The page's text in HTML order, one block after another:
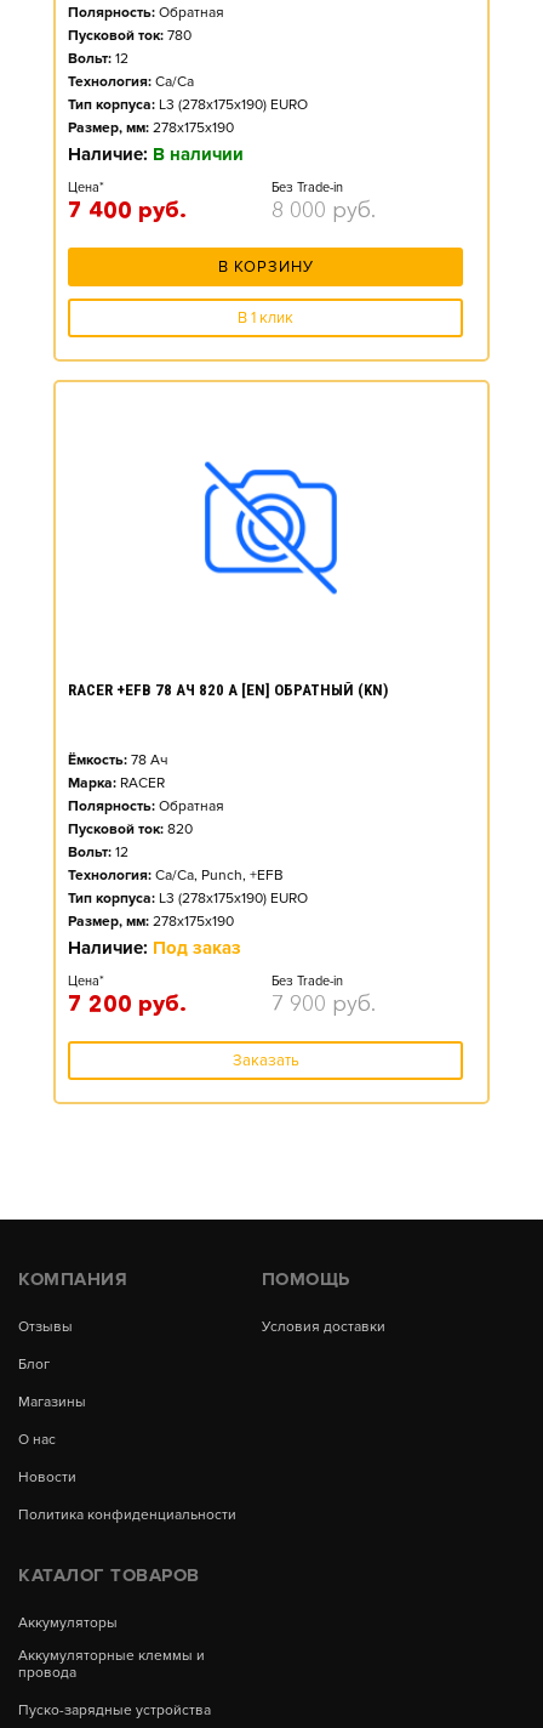
Полярность: Обратная
Пусковой ток: 780
Вольт: 12
Технология: Ca/Ca
Тип корпуса: L3 (278x175x190) EURO
Размер, мм: 278x175x190
Наличие: В наличии
Цена*
7 400 руб.
Без Trade-in
8 000 руб.
В КОРЗИНУ
В 1 клик
RACER +EFB 78 АЧ 820 А [EN] ОБРАТНЫЙ (KN)
Ёмкость: 78 Ач
Марка: RACER
Полярность: Обратная
Пусковой ток: 820
Вольт: 12
Технология: Ca/Ca, Punch, +EFB
Тип корпуса: L3 (278x175x190) EURO
Размер, мм: 278x175x190
Наличие: Под заказ
Цена*
7 200 руб.
Без Trade-in
7 900 руб.
Заказать
КОМПАНИЯ
Отзывы
Блог
Магазины
О нас
Новости
Политика конфиденциальности
ПОМОЩЬ
Условия доставки
КАТАЛОГ ТОВАРОВ
Аккумуляторы
Аккумуляторные клеммы и
провода
Пуско-зарядные устройства